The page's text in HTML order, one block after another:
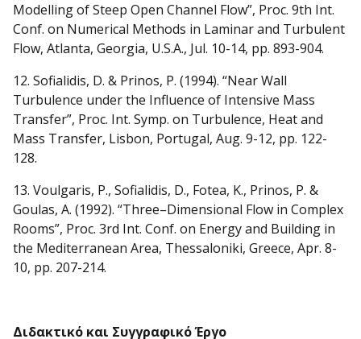
Modelling of Steep Open Channel Flow”, Proc. 9th Int.
Conf. on Numerical Methods in Laminar and Turbulent
Flow, Atlanta, Georgia, U.S.A., Jul. 10-14, pp. 893-904.
12. Sofialidis, D. & Prinos, P. (1994). “Near Wall
Turbulence under the Influence of Intensive Mass
Transfer”, Proc. Int. Symp. on Turbulence, Heat and
Mass Transfer, Lisbon, Portugal, Aug. 9-12, pp. 122-
128.
13. Voulgaris, P., Sofialidis, D., Fotea, K., Prinos, P. &
Goulas, A. (1992). “Three–Dimensional Flow in Complex
Rooms”, Proc. 3rd Int. Conf. on Energy and Building in
the Mediterranean Area, Thessaloniki, Greece, Apr. 8-
10, pp. 207-214.
Διδακτικό και Συγγραφικό Έργο